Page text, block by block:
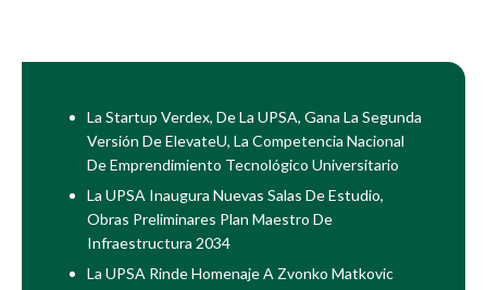
La Startup Verdex, De La UPSA, Gana La Segunda
Versión De ElevateU, La Competencia Nacional
De Emprendimiento Tecnológico Universitario
La UPSA Inaugura Nuevas Salas De Estudio,
Obras Preliminares Plan Maestro De
Infraestructura 2034
La UPSA Rinde Homenaje A Zvonko Matkovic